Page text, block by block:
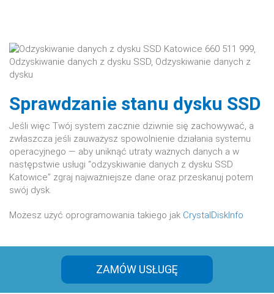
Sprawdzanie stanu dysku SSD
Jeśli więc Twój system zacznie dziwnie się zachowywać, a
zwłaszcza jeśli zauważysz spowolnienie działania systemu
operacyjnego — aby uniknąć utraty ważnych danych a w
następstwie usługi “odzyskiwanie danych z dysku SSD
Katowice” zgraj najważniejsze dane oraz przeskanuj potem
swój dysk.
Możesz użyć oprogramowania takiego jak CrystalDiskInfo
ZAMÓW USŁUGĘ